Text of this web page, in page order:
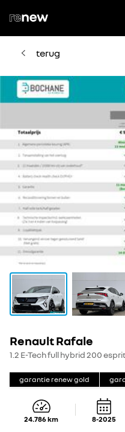
terug
Renault Rafale
1.2 E-Tech full hybrid 200
garantie renew gold
24.786km 8-2025